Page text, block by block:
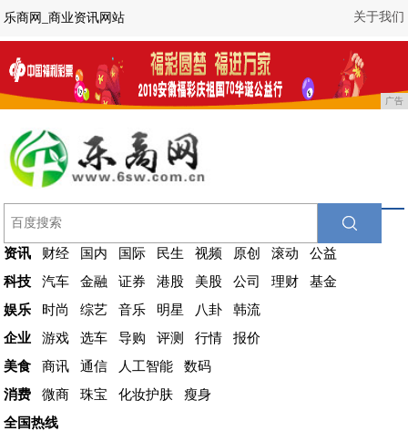
关于我们
乐商网_商业资讯网站
广告
资讯 财经 国内 国际 民生 视频 原创 滚动
公益
科技
汽车 金融 证券 港股 美股 公司 理财
基金
娱乐
时尚 综艺 音乐 明星 八卦
韩流
企业
游戏 选车 导购 评测 行情
报价
美食
商讯 通信 人工智能
数码
消费
微商 珠宝 化妆护肤
瘦身
全国热线